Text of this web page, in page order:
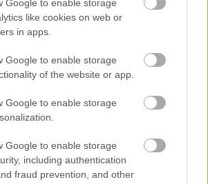
Google to enable storage
like cookies on web or
in apps.
Google to enable storage
of the website or app.
Google to enable storage
Google to enable storage
including authentication
fraud prevention, and other
που απασχολεί πολλούς είναι τι
θέση στάθμευσής του μέσα στην
ανήκει αποκλειστικά στον
νόμιμο δικαιούχο χρήσης της,
μπορεί να εμποδίζει την πρόσβαση
μπροστά από τη θέση και